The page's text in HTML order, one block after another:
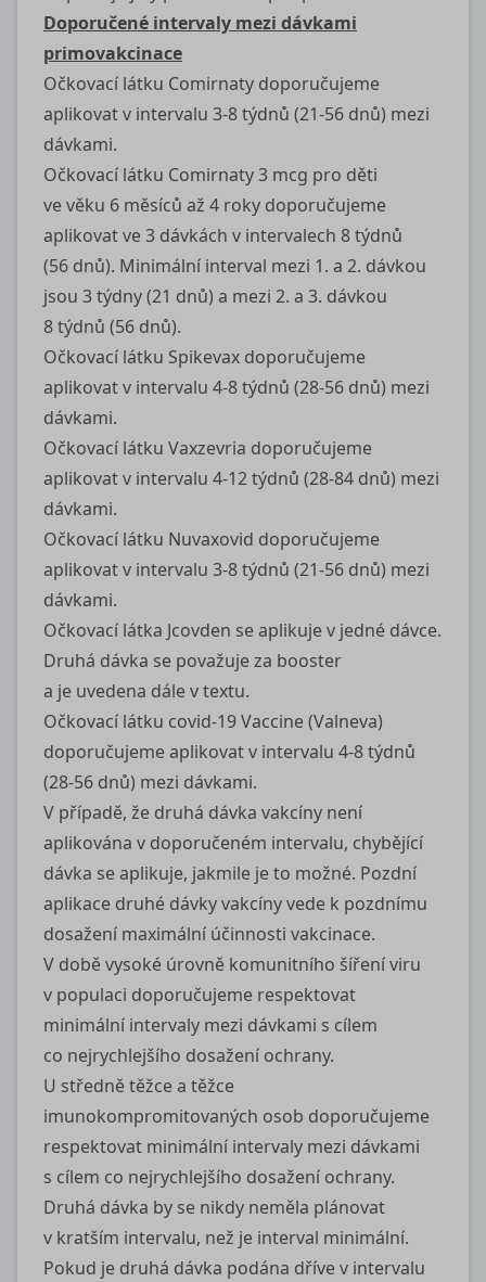
Doporučené intervaly mezi dávkami
primovakcinace
Očkovací látku Comirnaty doporučujeme
aplikovat v intervalu 3-8 týdnů (21-56 dnů) mezi
dávkami.
Očkovací látku Comirnaty 3 mcg pro děti
ve věku 6 měsíců až 4 roky doporučujeme
aplikovat ve 3 dávkách v intervalech 8 týdnů
(56 dnů). Minimální interval mezi 1. a 2. dávkou
jsou 3 týdny (21 dnů) a mezi 2. a 3. dávkou
8 týdnů (56 dnů).
Očkovací látku Spikevax doporučujeme
aplikovat v intervalu 4-8 týdnů (28-56 dnů) mezi
dávkami.
Očkovací látku Vaxzevria doporučujeme
aplikovat v intervalu 4-12 týdnů (28-84 dnů) mezi
dávkami.
Očkovací látku Nuvaxovid doporučujeme
aplikovat v intervalu 3-8 týdnů (21-56 dnů) mezi
dávkami.
Očkovací látka Jcovden se aplikuje v jedné dávce.
Druhá dávka se považuje za booster
a je uvedena dále v textu.
Očkovací látku covid-19Vaccine (Valneva)
doporučujeme aplikovat v intervalu 4-8 týdnů
(28-56 dnů) mezi dávkami.
V případě, že druhá dávka vakcíny není
aplikována v doporučeném intervalu, chybějící
dávka se aplikuje, jakmile je to možné. Pozdní
aplikace druhé dávky vakcíny vede k pozdnímu
dosažení maximální účinnosti vakcinace.
V době vysoké úrovně komunitního šíření viru
v populaci doporučujeme respektovat
minimální intervaly mezi dávkami s cílem
co nejrychlejšího dosažení ochrany.
U středně těžce a těžce
imunokompromitovaných osob doporučujeme
respektovat minimální intervaly mezi dávkami
s cílem co nejrychlejšího dosažení ochrany.
Druhá dávka by se nikdy neměla plánovat
v kratším intervalu, než je interval minimální.
Pokud je druhá dávka podána dříve v intervalu